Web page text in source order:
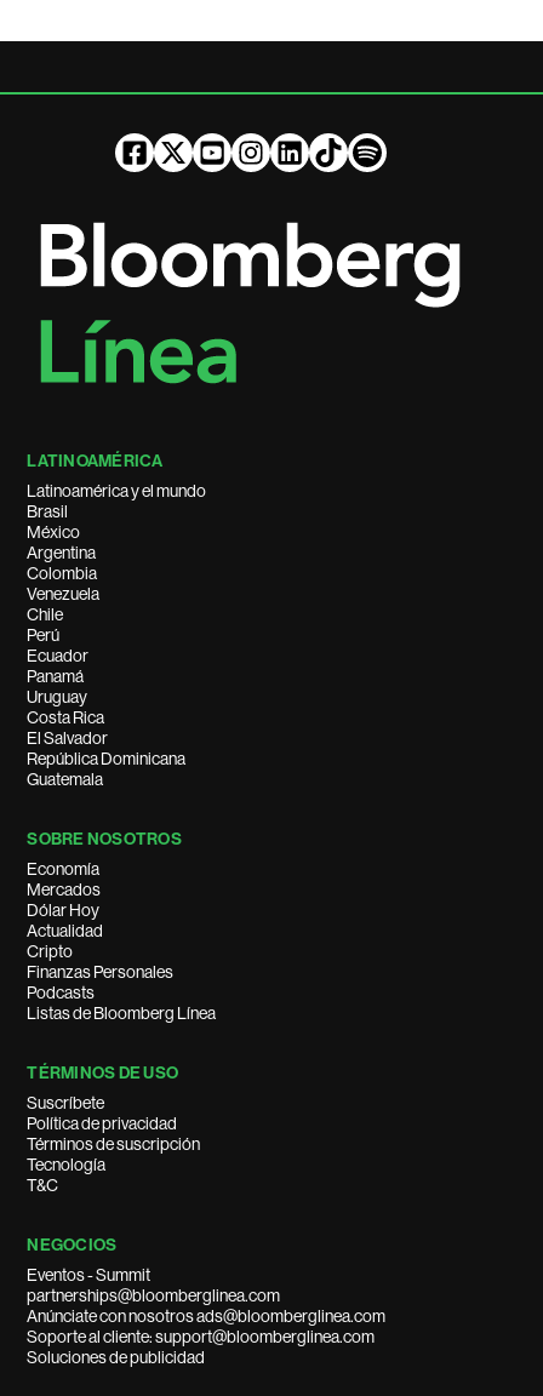
LATINOAMÉRICA
Latinoamérica y el mundo
Brasil
México
Argentina
Colombia
Venezuela
Chile
Perú
Ecuador
Panamá
Uruguay
Costa Rica
El Salvador
República Dominicana
Guatemala
SOBRE NOSOTROS
Economía
Mercados
Dólar Hoy
Actualidad
Cripto
Finanzas Personales
Podcasts
Listas de Bloomberg Línea
TÉRMINOS DE USO
Suscríbete
Política de privacidad
Términos de suscripción
Tecnología
T&C
NEGOCIOS
Eventos - Summit
partnerships@bloomberglinea.com
Anúnciate con nosotros ads@bloomberglinea.com
Soporte al cliente: support@bloomberglinea.com
Soluciones de publicidad